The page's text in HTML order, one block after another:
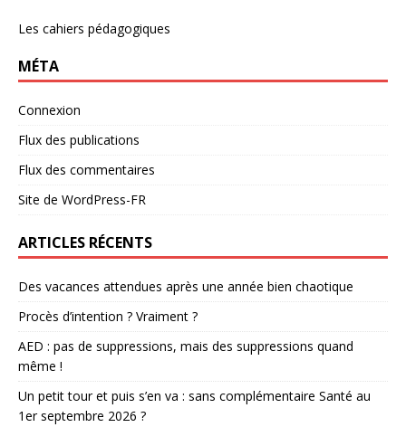
Les cahiers pédagogiques
MÉTA
Connexion
Flux des publications
Flux des commentaires
Site de WordPress-FR
ARTICLES RÉCENTS
Des vacances attendues après une année bien chaotique
Procès d’intention ? Vraiment ?
AED : pas de suppressions, mais des suppressions quand
même !
Un petit tour et puis s’en va : sans complémentaire Santé au
1er septembre 2026 ?